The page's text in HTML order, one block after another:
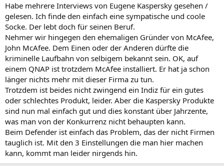
Habe mehrere Interviews von Eugene Kaspersky gesehen /
gelesen. Ich finde den einfach eine sympatische und coole
Socke. Der lebt doch für seinen Beruf.
Nehmer wir hingegen den ehemaligen Gründer von McAfee,
John McAfee. Dem Einen oder der Anderen dürfte die
kriminelle Laufbahn von selbigem bekannt sein. OK, auf
einem QNAP ist trotzdem McAfee installiert. Er hat ja schon
länger nichts mehr mit dieser Firma zu tun.
Trotzdem ist beides nicht zwingend ein Indiz für ein gutes
oder schlechtes Produkt, leider. Aber die Kaspersky Produkte
sind nun mal einfach gut und dies konstant über Jahrzente,
was man von der Konkurrenz nicht behaupten kann.
Beim Defender ist einfach das Problem, das der nicht Firmen
tauglich ist. Mit den 3 Einstellungen die man hier machen
kann, kommt man leider nirgends hin.